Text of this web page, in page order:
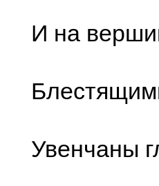
И на
Увенчаны